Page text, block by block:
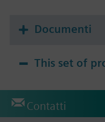
Documenti
This set of
Contatti